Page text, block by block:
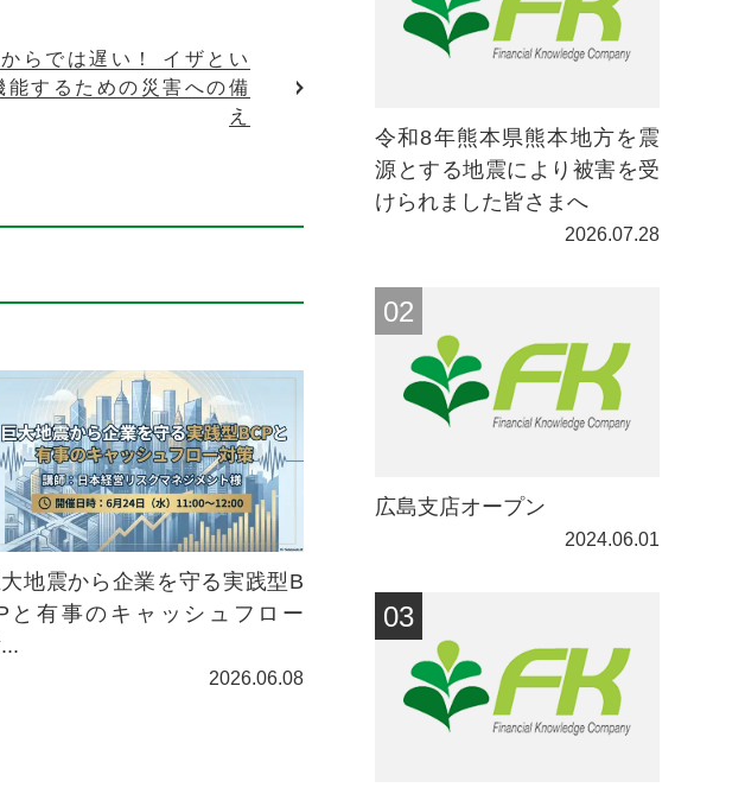
らでは遅い！ イザとい
能するための災害への備
え
地震から企業を守る実践型B
と有事のキャッシュフロー
2026.06.08
令和8年熊本県熊本地方を震
源とする地震により被害を受
けられました皆さまへ
2026.07.28
広島支店オープン
2024.06.01